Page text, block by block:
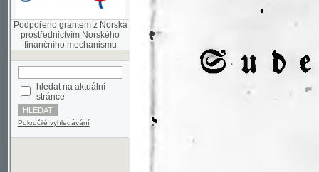
prostřednictvím Norského
hledat na aktuální
stránce
Pokročilé vyhledávání